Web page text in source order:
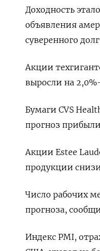
Доходность
объявления
суверенного
Акции
выросли на
Бумаги CVS
прогноз
Акции Estee
продукции
Число рабочих
прогноза,
Индекс PMI,